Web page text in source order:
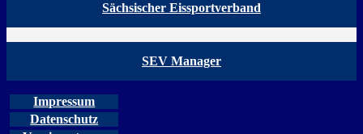
Sächsischer Eissportverband
SEV Manager
Impressum
Datenschutz